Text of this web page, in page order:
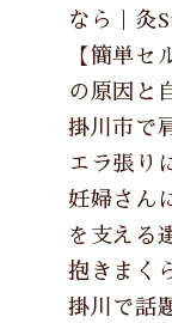
なら｜灸
【簡単
の原因と
掛川市で
エラ張り
妊婦さん
を支える
抱きまく
掛川で話